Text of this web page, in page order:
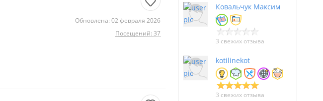
Обновлена: 02 февраля 2026
Посещений: 37
Ковальчук Максим
3 свежих отзыва
kotilinekot
3 свежих отзыва